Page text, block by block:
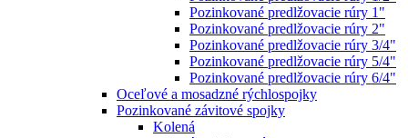
Pozinkované predlžovacie rúry 1"
Pozinkované predlžovacie rúry 2"
Pozinkované predlžovacie rúry 3/4"
Pozinkované predlžovacie rúry 5/4"
Pozinkované predlžovacie rúry 6/4"
Oceľové a mosadzné rýchlospojky
Pozinkované závitové spojky
Kolená